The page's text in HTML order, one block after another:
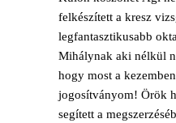
felkészített a kresz
legfantasztikusabb
Mihálynak aki nélkül
hogy most a
jogosítványom! Örök
segített a